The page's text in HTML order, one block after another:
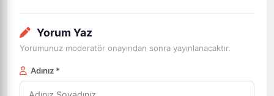
Yorum Yaz
Yorumunuz moderatör onayından sonra yayınlanacaktır.
Adınız *